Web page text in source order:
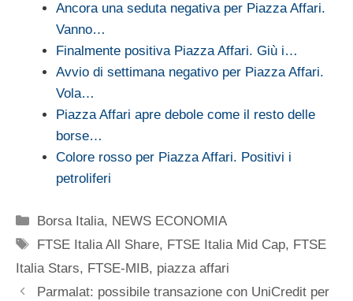
Ancora una seduta negativa per Piazza Affari.
Vanno…
Finalmente positiva Piazza Affari. Giù i…
Avvio di settimana negativo per Piazza Affari.
Vola…
Piazza Affari apre debole come il resto delle
borse…
Colore rosso per Piazza Affari. Positivi i
petroliferi
Categorie
Borsa Italia, NEWS ECONOMIA
Tag
FTSE Italia All Share, FTSE Italia Mid Cap, FTSE
Italia Stars, FTSE-MIB, piazza affari
Parmalat: possibile transazione con UniCredit per